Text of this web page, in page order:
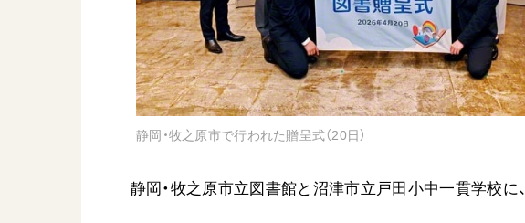
第3代会長・池田大作先生
世界の創価学会
各国ウェブサイト
基本情報
会員サポート
座談会御書ｅ講義
＜
静岡・牧之原市で行われた贈呈式（20日）
静岡・牧之原市立図書館と沼津市立戸田小中一貫学校に